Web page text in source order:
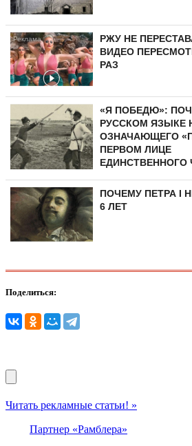
РЖУ НЕ
ВИДЕО
РАЗ
«Я ПОБЕДЮ»:
РУССКОМ ЯЗЫКЕ
ОЗНАЧАЮЩЕГО
ПЕРВОМ ЛИЦЕ
ЕДИНСТВЕННОГО
ПОЧЕМУ ПЕТРА I
6 ЛЕТ
Поделиться:
Читать рекламные статьи! »
Партнер «Рамблера»